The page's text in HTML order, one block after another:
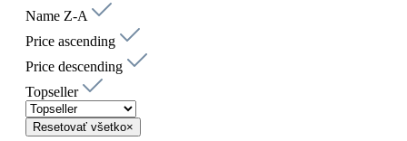
Name Z-A
Price ascending
Price descending
Topseller
Resetovať všetko×